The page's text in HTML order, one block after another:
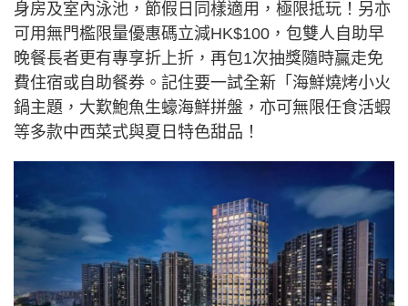
身房及室內泳池，節假日同樣適用，極限抵玩！另亦
可用無門檻限量優惠碼立減HK$100，包雙人自助早
晚餐長者更有專享折上折，再包1次抽獎隨時贏走免
費住宿或自助餐券。記住要一試全新「海鮮燒烤小火
鍋主題，大歎鮑魚生蠔海鮮拼盤，亦可無限任食活蝦
等多款中西菜式與夏日特色甜品！